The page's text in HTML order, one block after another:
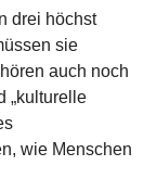
drei höchst
sie
auch noch
„kulturelle
wie Menschen